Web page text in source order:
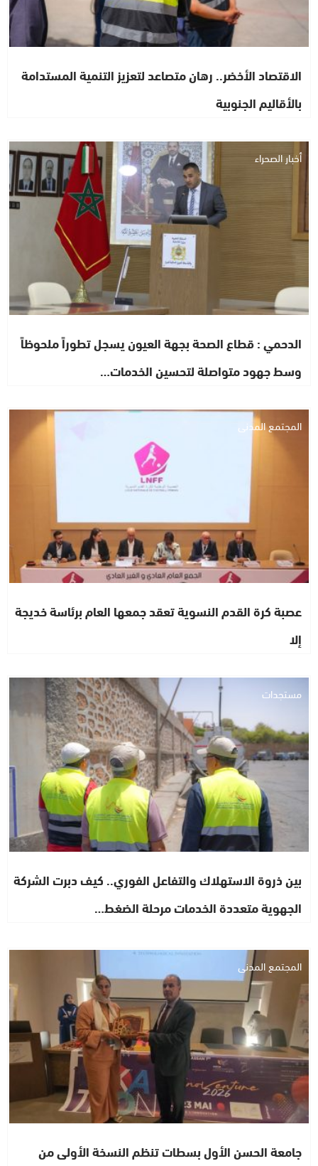
الاقتصاد الأخضر.. رهان متصاعد لتعزيز التنمية المستدامة
بالأقاليم الجنوبية
أخبار الصحراء
الدحمي : قطاع الصحة بجهة العيون يسجل تطوراً ملحوظاً
وسط جهود متواصلة لتحسين الخدمات…
المجتمع المدني
عصبة كرة القدم النسوية تعقد جمعها العام برئاسة خديجة
إلا
مستجدات
بين ذروة الاستهلاك والتفاعل الفوري.. كيف دبرت الشركة
الجهوية متعددة الخدمات مرحلة الضغط…
المجتمع المدني
جامعة الحسن الأول بسطات تنظم النسخة الأولى من